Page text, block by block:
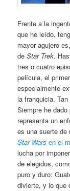
Frente a la
que he leído,
mayor agujero
deStar Trek.
tres o cuatro
película, el
especialmente
la franquicia.
Siempre he
representa un
es una suerte
Star Wars en el
lucha por
de elegidos,
puro y duro:
divierte, y lo